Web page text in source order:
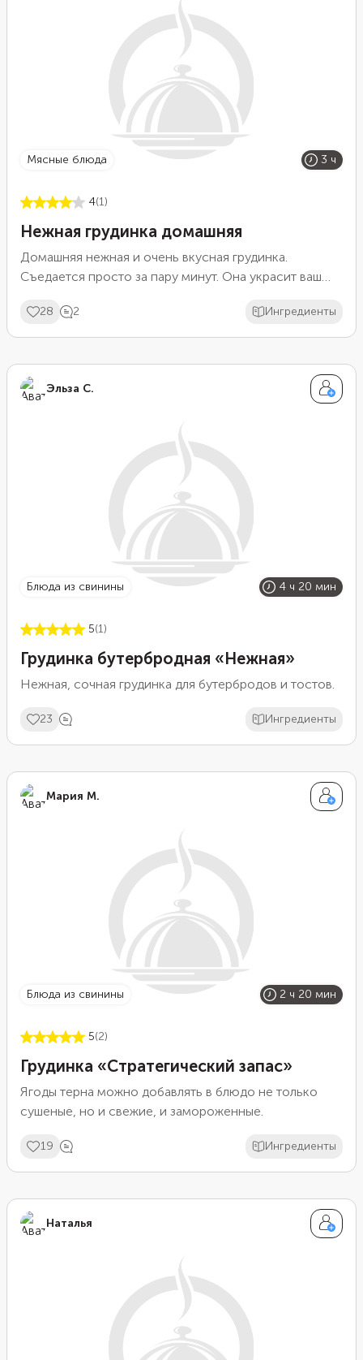
мясные блюда 3 ч
4(1)
Нежная грудинка домашняя
Домашняя нежная и очень вкусная грудинка.
Съедается просто за пару минут. Она украсит ваш
блюду в любой момент.
28 2 Ингредиенты
Эльза С.
блюда из свинины 4 ч 20 мин
5(1)
Грудинка бутербродная «Нежная»
Нежная, сочная грудинка для бутербродов и тостов.
23 Ингредиенты
Мария М.
блюда из свинины 2 ч 20 мин
5(2)
Грудинка «Стратегический запас»
Ягоды терна можно добавлять в блюдо не только
сушеные, но и свежие, и замороженные.
19 Ингредиенты
Наталья